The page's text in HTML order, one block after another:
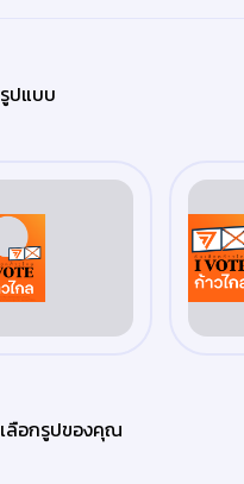
รูปแบบ
เลือกรูปของคุณ